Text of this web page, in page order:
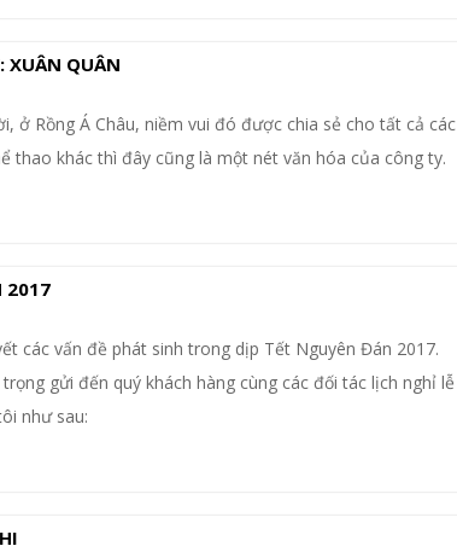
XUÂN QUÂN
ở Rồng Á Châu, niềm vui đó được chia sẻ cho tất cả các
thao khác thì đây cũng là một nét văn hóa của công ty.
2017
các vấn đề phát sinh trong dịp Tết Nguyên Đán 2017.
gửi đến quý khách hàng cùng các đối tác lịch nghỉ lễ
như sau: